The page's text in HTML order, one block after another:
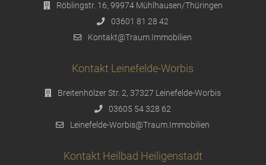
Röblingstr. 16, 99974 Mühlhausen/Thüringen
03601 81 28 42
Kontakt@Traum.Immobilien
Kontakt Leinefelde-Worbis
Breitenhölzer Str. 2, 37327 Leinefelde-Worbis
03605 54 328 62
Leinefelde-Worbis@Traum.Immobilien
Kontakt Heilbad Heiligenstadt